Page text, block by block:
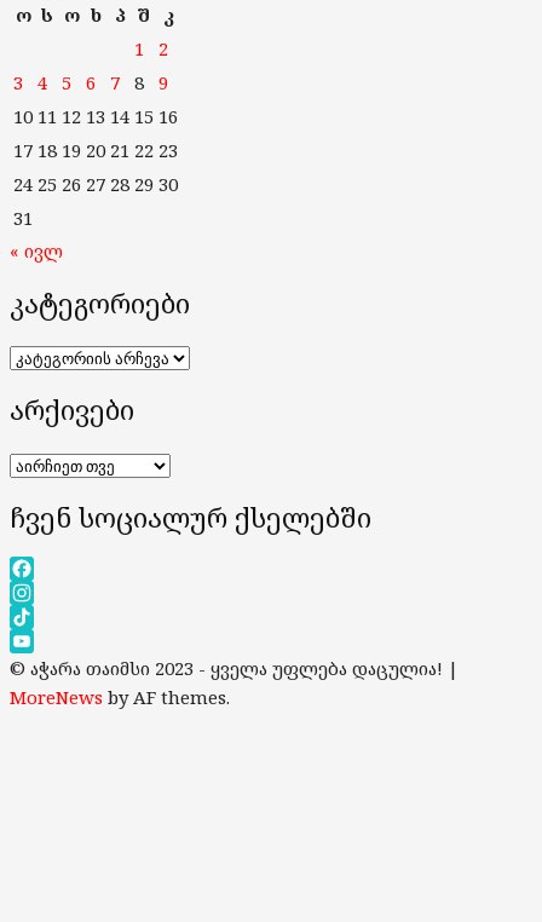
ო ს ო ხ პ შ
კ
1
2
3
4 5 6 7 8 9
10 11 12 13 14 15 16
17 18 19 20 21 22 23
24 25 26 27 28 29 30
31
« ივლ
კატეგორიები
კატეგორიები
არქივები
არქივები
ჩვენ სოციალურ ქსელებში
Facebook
Instagram
TikTok
YouTube
Channel
© აჭარა თაიმსი 2023 - ყველა უფლება დაცულია! |
MoreNews by AF themes.